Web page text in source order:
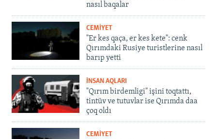
nasıl baqalar
CEMİYET
"Er kes qaça, er kes kete": cenk
Qırımdaki Rusiye turistlerine nasıl
barıp yetti
İNSAN AQLARI
"Qırım birdemligi" işini toqtattı,
tintüv ve tutuvlar ise Qırımda daa
çoq oldı
CEMİYET